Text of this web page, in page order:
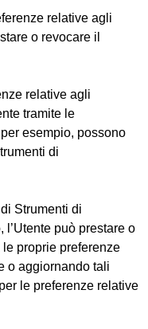
relative agli
o revocare il
relative agli
tramite le
esempio, possono
di
Strumenti di
può prestare o
proprie preferenze
o aggiornando tali
le preferenze relative